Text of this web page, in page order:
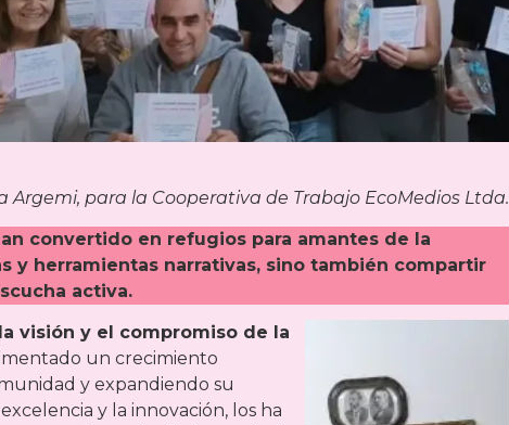
Argemi, para la Cooperativa de Trabajo EcoMedios Ltda.
convertido en refugios para amantes de la
y herramientas narrativas, sino también compartir
activa.
visión y el compromiso de la
un crecimiento
y expandiendo su
y la innovación, los ha